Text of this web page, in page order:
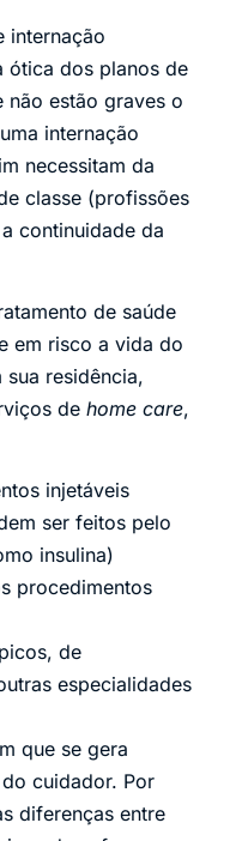
internação
ótica dos planos de
não estão graves o
internação
necessitam da
classe (profissões
continuidade da
de saúde
em risco a vida do
residência,
de home care,
injetáveis
ser feitos pelo
insulina)
procedimentos
de
especialidades
que se gera
cuidador. Por
diferenças entre